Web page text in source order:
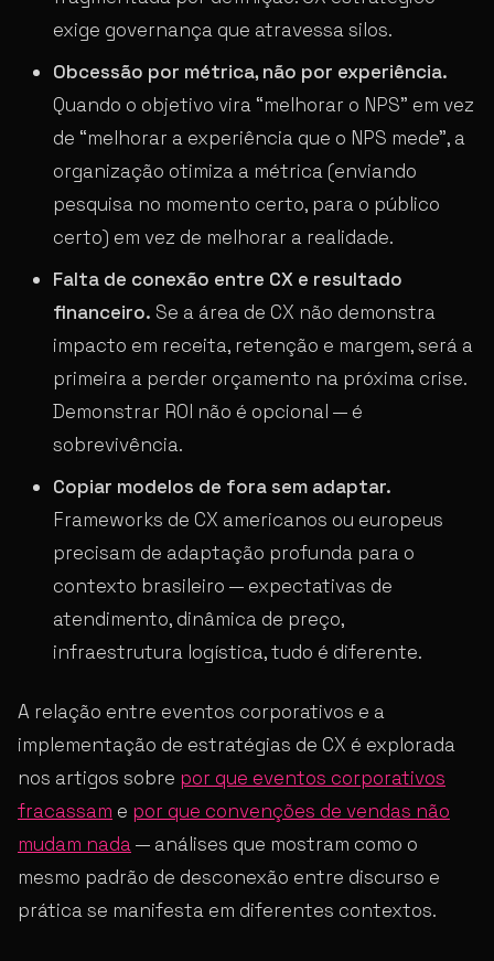
exige governança que atravessa silos.
Obcessão por métrica, não por experiência.
Quando o objetivo vira “melhorar o NPS” em vez
de “melhorar a experiência que o NPS mede”, a
organização otimiza a métrica (enviando
pesquisa no momento certo, para o público
certo) em vez de melhorar a realidade.
Falta de conexão entre CX e resultado
financeiro. Se a área de CX não demonstra
impacto em receita, retenção e margem, será a
primeira a perder orçamento na próxima crise.
Demonstrar ROI não é opcional — é
sobrevivência.
Copiar modelos de fora sem adaptar.
Frameworks de CX americanos ou europeus
precisam de adaptação profunda para o
contexto brasileiro — expectativas de
atendimento, dinâmica de preço,
infraestrutura logística, tudo é diferente.
A relação entre eventos corporativos e a
implementação de estratégias de CX é explorada
nos artigos sobre por que eventos corporativos
fracassam e por que convenções de vendas não
mudam nada— análises que mostram como o
mesmo padrão de desconexão entre discurso e
prática se manifesta em diferentes contextos.